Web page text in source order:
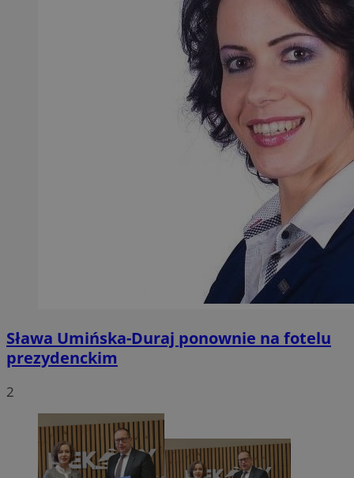
Sława Umińska-Duraj ponownie na fotelu
prezydenckim
2